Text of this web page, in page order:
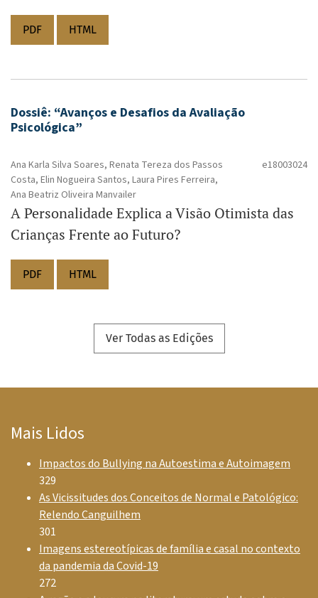
PDF HTML
Dossiê: “Avanços e Desafios da Avaliação
Psicológica”
Ana Karla Silva Soares, Renata Tereza dos Passos
Costa, Elin Nogueira Santos, Laura Pires Ferreira,
Ana Beatriz Oliveira Manvailer
e18003024
A Personalidade Explica a Visão Otimista das
Crianças Frente ao Futuro?
PDF HTML
Ver Todas as Edições
Mais Lidos
Impactos do Bullying na Autoestima e Autoimagem
329
As Vicissitudes dos Conceitos de Normal e Patológico:
Relendo Canguilhem
301
Imagens estereotípicas de família e casal no contexto
da pandemia da Covid-19
272